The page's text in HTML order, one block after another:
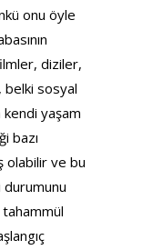
onu öyle
diziler,
belki sosyal
yaşam
bazı
olabilir ve bu
durumunu
tahammül